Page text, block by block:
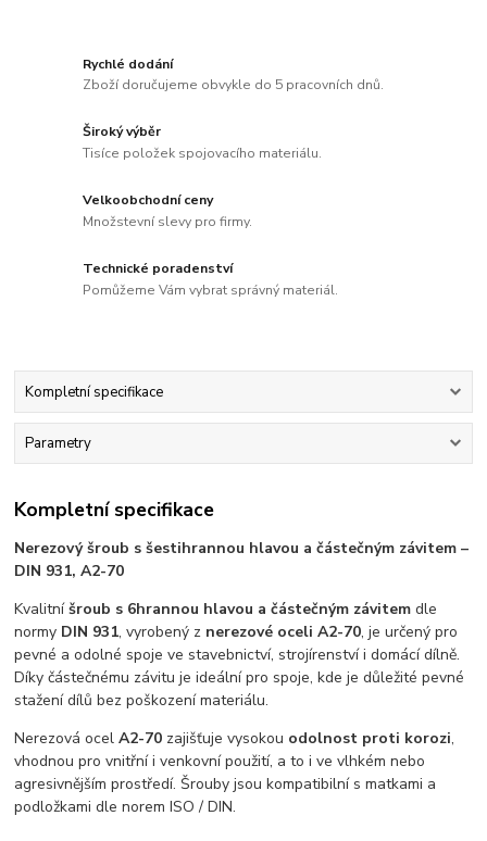
Rychlé dodání
Zboží doručujeme obvykle do 5 pracovních dnů.
Široký výběr
Tisíce položek spojovacího materiálu.
Velkoobchodní ceny
Množstevní slevy pro firmy.
Technické poradenství
Pomůžeme Vám vybrat správný materiál.
Kompletní specifikace
Parametry
Kompletní specifikace
Nerezový šroub s šestihrannou hlavou a částečným závitem –
DIN 931, A2-70
Kvalitníšroub s 6hrannou hlavou a částečným závitem dle
normy DIN 931, vyrobený z nerezové oceli A2-70, je určený pro
pevné a odolné spoje ve stavebnictví, strojírenství i domácí dílně.
Díky částečnému závitu je ideální pro spoje, kde je důležité pevné
stažení dílů bez poškození materiálu.
Nerezová ocelA2-70 zajišťuje vysokou odolnost proti korozi,
vhodnou pro vnitřní i venkovní použití, a to i ve vlhkém nebo
agresivnějším prostředí. Šrouby jsou kompatibilní s matkami a
podložkami dle norem ISO / DIN.